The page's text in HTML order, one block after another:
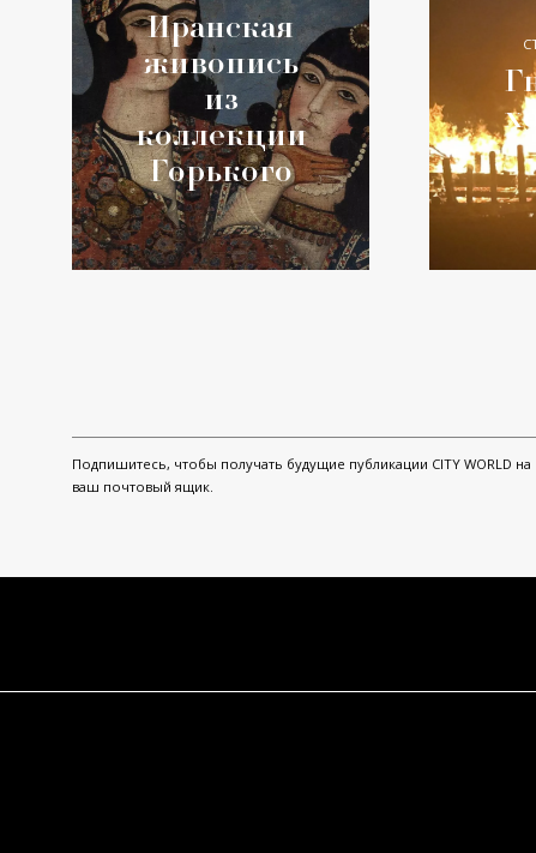
Иранская
живопись
из
коллекции
Горького
Подпишитесь, чтобы получать будущие публикации CITY WORLD на
ваш почтовый ящик.